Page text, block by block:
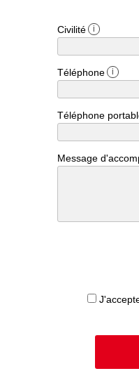
Civilité i
Téléphone i
Téléphone
Message